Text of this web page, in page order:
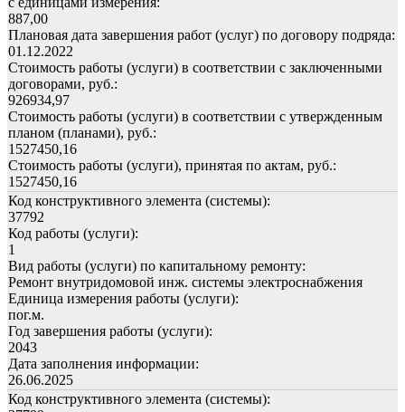
887,00
Плановая дата завершения работ (услуг) по договору подряда:
01.12.2022
Стоимость работы (услуги) в соответствии с заключенными
договорами, руб.:
926934,97
Стоимость работы (услуги) в соответствии с утвержденным
планом (планами), руб.:
1527450,16
Стоимость работы (услуги), принятая по актам, руб.:
1527450,16
Код конструктивного элемента (системы):
37792
Код работы (услуги):
1
Вид работы (услуги) по капитальному ремонту:
Ремонт внутридомовой инж. системы электроснабжения
Единица измерения работы (услуги):
пог.м.
Год завершения работы (услуги):
2043
Дата заполнения информации:
26.06.2025
Код конструктивного элемента (системы):